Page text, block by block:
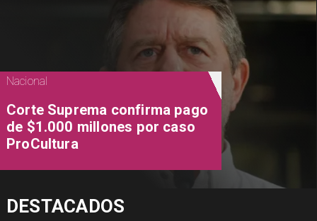
Nacional
Corte Suprema confirma pago
de $1.000 millones por caso
ProCultura
DESTACADOS